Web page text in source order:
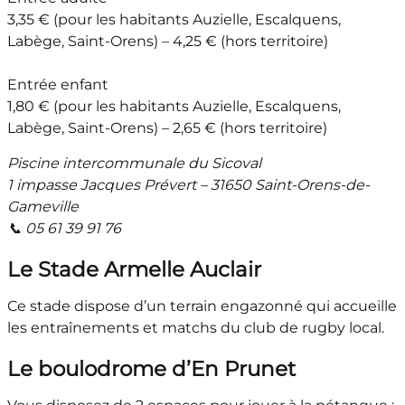
3,35 € (pour les habitants Auzielle, Escalquens,
Labège, Saint-Orens) – 4,25 € (hors territoire)
Entrée enfant
1,80 € (pour les habitants Auzielle, Escalquens,
Labège, Saint-Orens) – 2,65 € (hors territoire)
Piscine intercommunale du Sicoval
1 impasse Jacques Prévert – 31650 Saint-Orens-de-
Gameville
📞 05 61 39 91 76
Le Stade Armelle Auclair
Ce stade dispose d’un terrain engazonné qui accueille
les entraînements et matchs du club de rugby local.
Le boulodrome d’En Prunet